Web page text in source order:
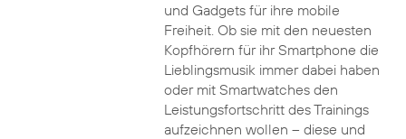
und Gadgets für ihre mobile
Freiheit. Ob sie mit den neuesten
Kopfhörern für ihr Smartphone die
Lieblingsmusik immer dabei haben
oder mit Smartwatches den
Leistungsfortschritt des Trainings
aufzeichnen wollen – diese und